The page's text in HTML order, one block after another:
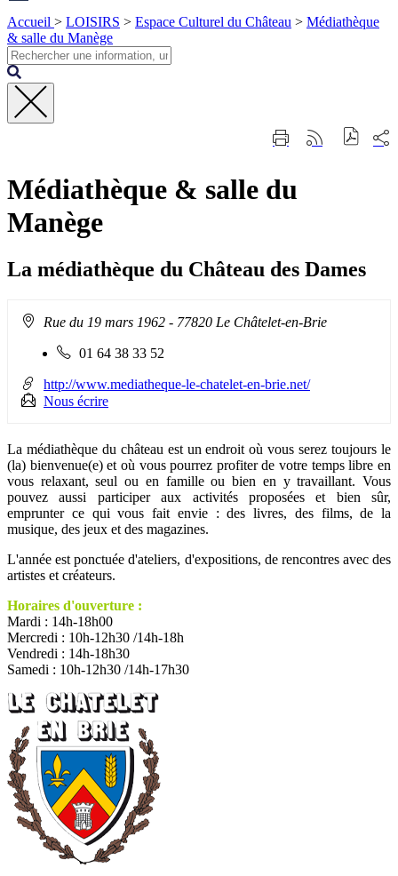
Accueil > LOISIRS > Espace Culturel du Château > Médiathèque
& salle du Manège
Fermer
ImprimerGénérer
sur
Médiathèque & salle du
Manège
La médiathèque du Château des Dames
AdresseRue du 19 mars 1962 - 77820 Le Châtelet-en-Brie
Téléphone
:
01 64 38 33 52
http://www.mediatheque-le-chatelet-en-brie.net/
Nous écrire
La médiathèque du château est un endroit où vous serez toujours le
(la) bienvenue(e) et où vous pourrez profiter de votre temps libre en
vous relaxant, seul ou en famille ou bien en y travaillant. Vous
pouvez aussi participer aux activités proposées et bien sûr,
emprunter ce qui vous fait envie : des livres, des films, de la
musique, des jeux et des magazines.
L'année est ponctuée d'ateliers, d'expositions, de rencontres avec des
artistes et créateurs.
Horaires d'ouverture :
Mardi : 14h-18h00
Mercredi : 10h-12h30 /14h-18h
Vendredi : 14h-18h30
Samedi : 10h-12h30 /14h-17h30